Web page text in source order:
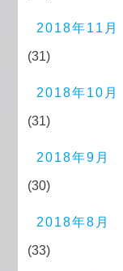
2018年11月
(31)
2018年10月
(31)
2018年9月
(30)
2018年8月
(33)